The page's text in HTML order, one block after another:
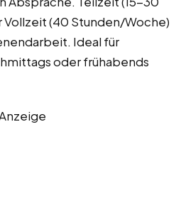
(40 Stunden/Woche)
Ideal für
oder frühabends